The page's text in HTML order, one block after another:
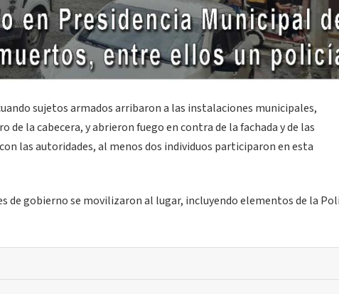
sujetos armados arribaron a las instalaciones municipales,
la cabecera, y abrieron fuego en contra de la fachada y de las
las autoridades, al menos dos individuos participaron en esta
de gobierno se movilizaron al lugar, incluyendo elementos de la